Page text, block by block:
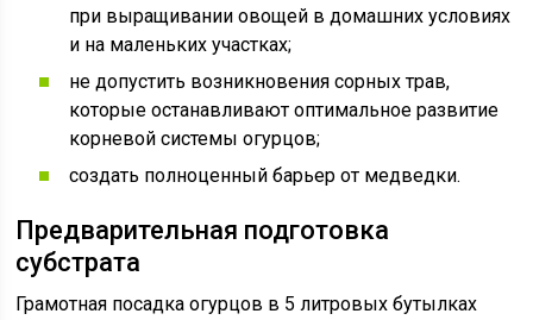
при выращивании овощей в домашних условиях
и на маленьких участках;
не допустить возникновения сорных трав,
которые останавливают оптимальное развитие
корневой системы огурцов;
создать полноценный барьер от медведки.
Предварительная подготовка
субстрата
Грамотная посадка огурцов в 5 литровых бутылках